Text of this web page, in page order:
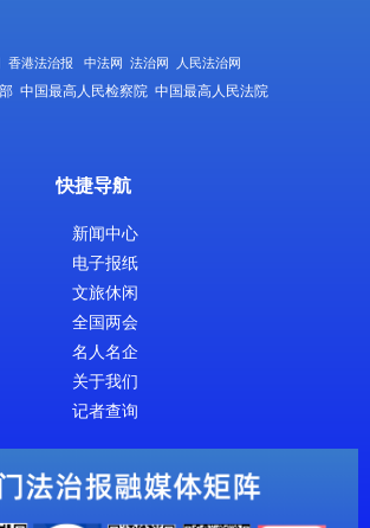
新闻中心
电子报纸
文旅休闲
全国两会
名人名企
关于我们
记者查询
快捷导航
香港法治报 中法网 法治网 人民法治网
中国最高人民检察院 中国最高人民法院